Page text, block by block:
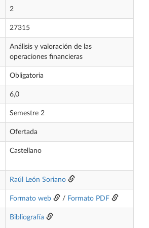
2
27315
Análisis y valoración de las
operaciones financieras
Obligatoria
6,0
Semestre 2
Ofertada
Castellano
Raúl León Soriano
Formato web / Formato PDF
Bibliografía